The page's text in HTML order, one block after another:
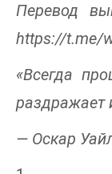
Перевод
https://t.me/
«Всегда
раздражает
— Оскар